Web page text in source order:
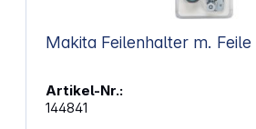
Artikel-Nr.:
144841